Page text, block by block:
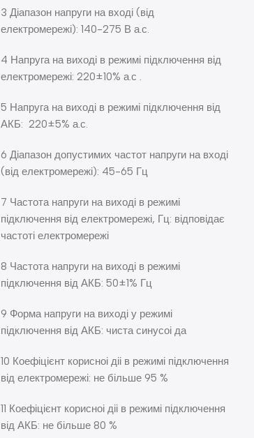
3 Діапазон напруги на вході (від
електромережі): 140-275 В а.с.
4 Напруга на виході в режимі підключення від
електромережі: 220±10% а.с .
5 Напруга на виході в режимі підключення від
АКБ: 220±5% а.с.
6 Діапазон допустимих частот напруги на вході
(від електромережі): 45-65 Гц
7 Частота напруги на виході в режимі
підключення від електромережі, Гц: відповідає
частоті електромережі
8 Частота напруги на виході в режимі
підключення від АКБ: 50±1% Гц
9 Форма напруги на виході у режимі
підключення від АКБ: чиста синусоі да
10 Коефіцієнт корисноі діі в режимі підключення
від електромережі: не більше 95 %
11 Коефіцієнт корисноі діі в режимі підключення
від АКБ: не більше 80 %